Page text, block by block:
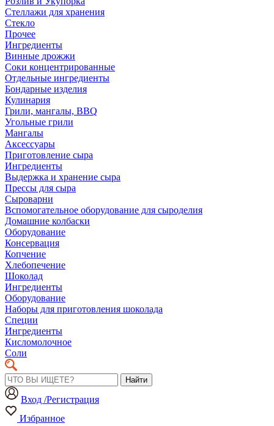
Стеллажи для хранения
Стекло
Прочее
Ингредиенты
Винные дрожжи
Соки концентрированные
Отдельные ингредиенты
Бондарные изделия
Кулинария
Грили, мангалы, BBQ
Угольные грили
Мангалы
Аксессуары
Приготовление сыра
Ингредиенты
Выдержка и хранение сыра
Прессы для сыра
Сыроварни
Вспомогательное оборудование для сыроделия
Домашние колбаски
Оборудование
Консервация
Копчение
Хлебопечение
Шоколад
Ингредиенты
Оборудование
Наборы для приготовления шоколада
Специи
Ингредиенты
Кисломолочное
Соли
Найти
Вход /Регистрация
Избранное